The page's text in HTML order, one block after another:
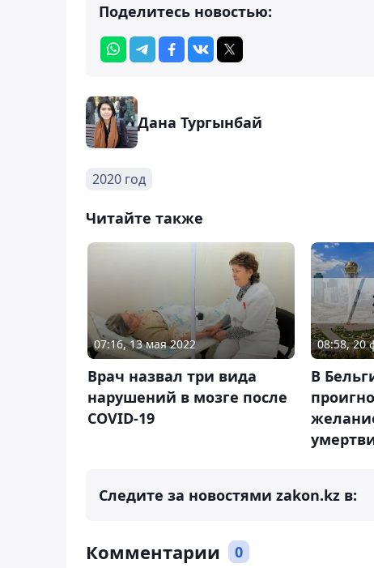
Поделитесь новостью:
Дана Тургынбай
2020 год
Читайте также
07:16, 13 мая 2022
Врач назвал три вида
нарушений в мозге после
COVID-19
08:58, 20
В
Следите за новостями zakon.kz в:
Комментарии 0